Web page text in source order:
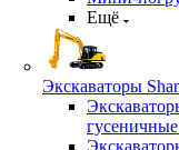
Ещё
Экскаваторы